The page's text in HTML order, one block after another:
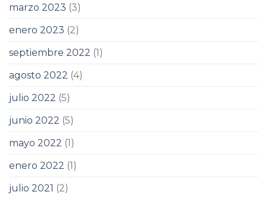
marzo 2023 (3)
enero 2023 (2)
septiembre 2022 (1)
agosto 2022 (4)
julio 2022 (5)
junio 2022 (5)
mayo 2022 (1)
enero 2022 (1)
julio 2021 (2)